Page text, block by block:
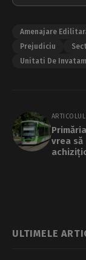
Amenajare
Prejudiciu
Unitati De
vrea să
ULTIMELE